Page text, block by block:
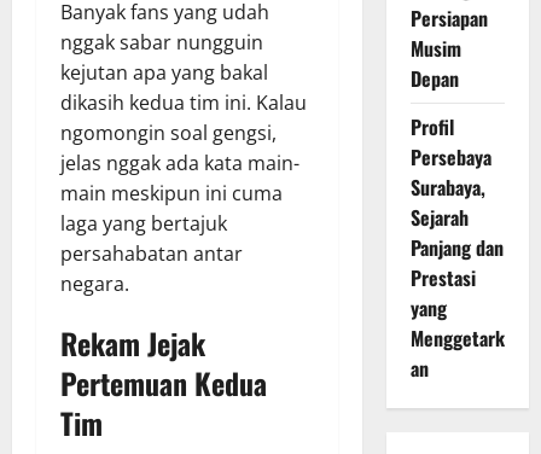
Banyak fans yang udah
nggak sabar nungguin
kejutan apa yang bakal
dikasih kedua tim ini. Kalau
ngomongin soal gengsi,
jelas nggak ada kata main-
main meskipun ini cuma
laga yang bertajuk
persahabatan antar
negara.
Rekam Jejak
Pertemuan Kedua
Tim
Persiapan
Musim
Depan
Profil
Persebaya
Surabaya,
Sejarah
Panjang dan
Prestasi
yang
Menggetark
an